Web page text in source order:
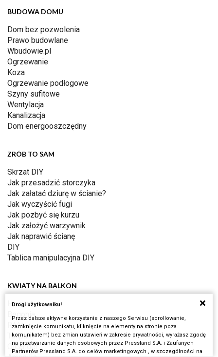
BUDOWA DOMU
Dom bez pozwolenia
Prawo budowlane
Wbudowie.pl
Ogrzewanie
Koza
Ogrzewanie podłogowe
Szyny sufitowe
Wentylacja
Kanalizacja
Dom energooszczędny
ZRÓB TO SAM
Skrzat DIY
Jak przesadzić storczyka
Jak załatać dziurę w ścianie?
Jak wyczyścić fugi
Jak pozbyć się kurzu
Jak założyć warzywnik
Jak naprawić ścianę
DIY
Tablica manipulacyjna DIY
KWIATY NA BALKON
Hiacynt
Begonia
Róże
Tulipany
Oleander
Drogi użytkowniku!
Przez dalsze aktywne korzystanie z naszego Serwisu (scrollowanie,
zamknięcie komunikatu, kliknięcie na elementy na stronie poza
komunikatem) bez zmian ustawień w zakresie prywatności, wyrażasz zgodę
na przetwarzanie danych osobowych przez Pressland S.A. i Zaufanych
Partnerów Pressland S.A. do celów marketingowych , w szczególności na